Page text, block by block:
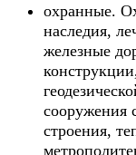
охранные.
наследия,
железные
сооружения
строения,